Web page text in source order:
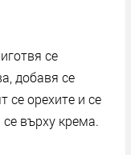
се
добавя се
се орехите и се
върху крема.